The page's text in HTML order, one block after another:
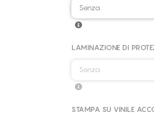
Senza
LAMINAZIONE DI
Senza
STAMPA SU VINILE